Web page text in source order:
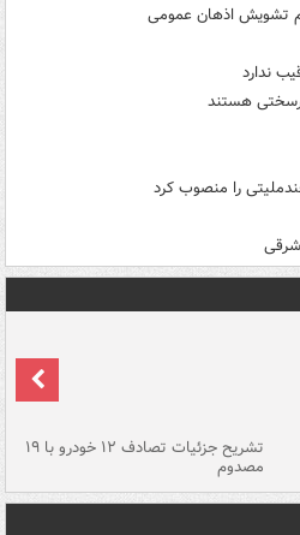
ندارد
هستند
را منصوب کرد
شرقی
تشریح جزئیات تصادف ۱۲ خودرو با ۱۹
مصدوم